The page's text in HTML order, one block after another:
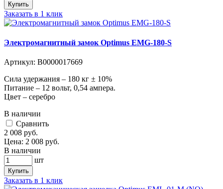
Купить
Заказать в 1 клик
Электромагнитный замок Optimus EMG-180-S
Артикул: В0000017669
Сила удержания – 180 кг ± 10%
Питание – 12 вольт, 0,54 ампера.
Цвет – серебро
В наличии
Cравнить
2 008 руб.
Цена: 2 008 руб.
В наличии
шт
Купить
Заказать в 1 клик